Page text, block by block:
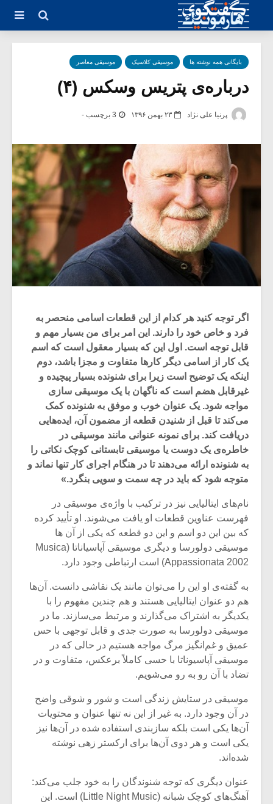
بایگانی همه نوشته ها موسیقی کلاسیک موسیقی معاصر
درباره‌ی پتریس وسکس (۴)
پرنیا علی نژاد ۲۳ بهمن ۱۳۹۶ 3 برچسب -
اگر توجه کنید هر کدام از این قطعات اسامی منحصر به
فرد و خاص خود را دارند. این امر برای من بسیار مهم و
قابل توجه است. اول این که بسیار معقول است که اسم
یک کار از اسامی دیگر کارها متفاوت و مجزا باشد، دوم
اینکه یک توضیح است زیرا برای شنونده بسیار پیچیده و
غیرقابل هضم است که ناگهان با یک موسیقی سازی
مواجه شود. یک عنوان خوب و موفق به شنونده کمک
می‌کند تا قبل از شنیدن قطعه از مضمون آن، ایده‌هایی
دریافت کند. برای نمونه عنوانی مانند موسیقی در
خاطره‌ی یک دوست یا موسیقی تابستانی کوچک نکاتی را
به شنونده ارائه می‌دهند تا در هنگام اجرای کار تنها نماند و
متوجه ‌شود که باید در چه سمت و سویی بنگرد.»
نام‌های ایتالیایی نیز در ترکیب با واژه‌ی موسیقی در
فهرست عناوین قطعات او یافت می‌شوند. او تأیید کرده
که بین این دو اسم و این دو قطعه که یکی از آن ها
موسیقی دولورسا و دیگری موسیقی آپاسیاناتا (Musica
Appassionata 2002) است ارتباطی وجود دارد.
به گفته‌ی او این را می‌توان مانند یک نقاشی دانست. آن‌ها
هم دو عنوان ایتالیایی هستند و هم چندین مفهوم را با
یکدیگر به اشتراک می‌‌گذارند و مرتبط می‌سازند. ما در
موسیقی دولورسا به صورت جدی و قابل توجهی با حس
عمیق و غم‌انگیز مرگ مواجه هستیم در حالی که در
موسیقی آپاسیوناتا با حسی کاملاً برعکس، متفاوت و در
تضاد با آن رو به رو می‌شویم.
موسیقی در ستایش زندگی است و شور و شوقی واضح
در آن وجود دارد. به غیر از این نه تنها عنوان و محتویات
آن‌ها یکی است بلکه سازبندی استفاده شده در آن‌ها نیز
یکی است و هر دوی آن‌ها برای ارکستر زهی نوشته
شده‌اند.
عنوان دیگری که توجه شنوندگان را به خود جلب می‌کند:
آهنگ‌های کوچک شبانه (Little Night Music) است. این
میکلوش روژا
یادداشتی بر موسیقی
موریس ژار